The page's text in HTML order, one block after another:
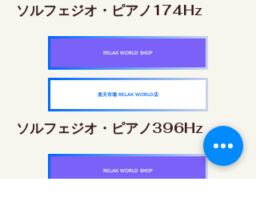
ソルフェジオ・ピアノ174Hz
RELAX WORLD SHOP
楽天市場 RELAX WORLD店
ソルフェジオ・ピアノ396Hz
RELAX WORLD SHOP